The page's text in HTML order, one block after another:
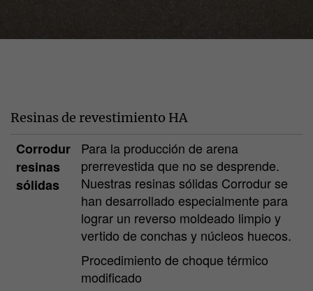
Resinas de revestimiento HA
Corrodur
resinas
sólidas
Para la producción de arena
prerrevestida que no se desprende.
Nuestras resinas sólidas Corrodur se
han desarrollado especialmente para
lograr un reverso moldeado limpio y
vertido de conchas y núcleos huecos.
Procedimiento de choque térmico
modificado